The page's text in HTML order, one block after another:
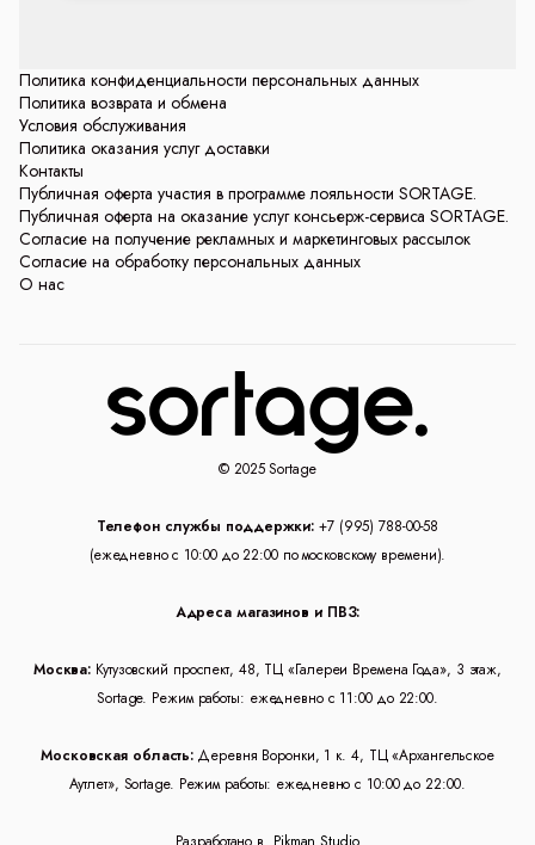
Политика конфиденциальности персональных данных
Политика возврата и обмена
Условия обслуживания
Политика оказания услуг доставки
Контакты
Публичная оферта участия в программе лояльности SORTAGE.
Публичная оферта на оказание услуг консьерж-сервиса SORTAGE.
Согласие на получение рекламных и маркетинговых рассылок
Согласие на обработку персональных данных
О нас
© 2025 Sortage
Телефон службы поддержки: +7 (995) 788-00-58
(ежедневно с 10:00 до 22:00 по московскому времени).
Адреса магазинов и ПВЗ:
Москва: Кутузовский проспект, 48, ТЦ «Галереи Времена Года», 3 этаж,
Sortage. Режим работы: ежедневно с 11:00 до 22:00.
Московская область: Деревня Воронки, 1 к. 4, ТЦ «Архангельское
Аутлет», Sortage. Режим работы: ежедневно с 10:00 до 22:00.